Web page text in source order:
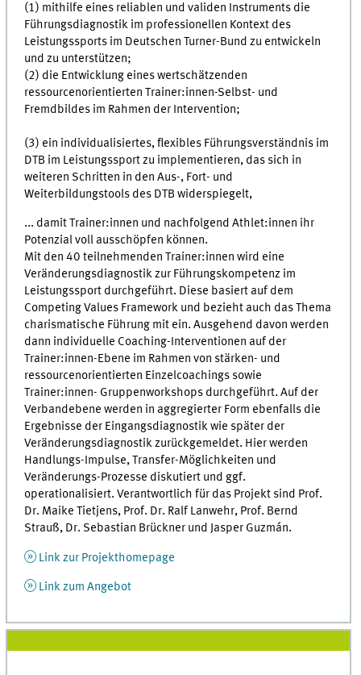
(1) mithilfe eines reliablen und validen Instruments die
Führungsdiagnostik im professionellen Kontext des
Leistungssports im Deutschen Turner-Bund zu entwickeln
und zu unterstützen;
(2) die Entwicklung eines wertschätzenden
ressourcenorientierten Trainer:innen-Selbst- und
Fremdbildes im Rahmen der Intervention;
(3) ein individualisiertes, flexibles Führungsverständnis im
DTB im Leistungssport zu implementieren, das sich in
weiteren Schritten in den Aus-, Fort- und
Weiterbildungstools des DTB widerspiegelt,
... damit Trainer:innen und nachfolgend Athlet:innen ihr
Potenzial voll ausschöpfen können.
Mit den 40 teilnehmenden Trainer:innen wird eine
Veränderungsdiagnostik zur Führungskompetenz im
Leistungssport durchgeführt. Diese basiert auf dem
Competing Values Framework und bezieht auch das Thema
charismatische Führung mit ein. Ausgehend davon werden
dann individuelle Coaching-Interventionen auf der
Trainer:innen-Ebene im Rahmen von stärken- und
ressourcenorientierten Einzelcoachings sowie
Trainer:innen- Gruppenworkshops durchgeführt. Auf der
Verbandebene werden in aggregierter Form ebenfalls die
Ergebnisse der Eingangsdiagnostik wie später der
Veränderungsdiagnostik zurückgemeldet. Hier werden
Handlungs-Impulse, Transfer-Möglichkeiten und
Veränderungs-Prozesse diskutiert und ggf.
operationalisiert. Verantwortlich für das Projekt sind Prof.
Dr. Maike Tietjens, Prof. Dr. Ralf Lanwehr, Prof. Bernd
Strauß, Dr. Sebastian Brückner und Jasper Guzmán.
Link zur Projekthomepage
Link zum Angebot